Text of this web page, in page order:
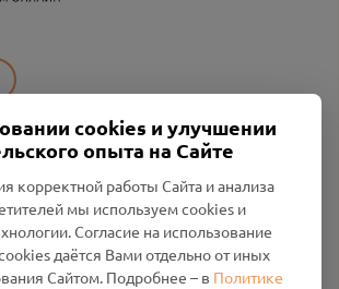
соглашение
cookies и улучшении
опыта на Сайте
корректной работы Сайта и анализа
мы используем cookies и
Согласие на использование
даётся Вами отдельно от иных
Сайтом. Подробнее – в Политике